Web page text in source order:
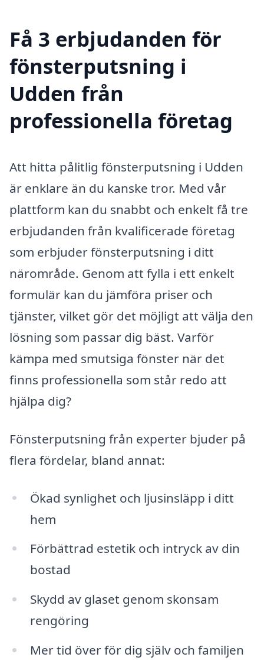
Få 3 erbjudanden för
fönsterputsning i
Udden från
professionella företag
Att hitta pålitlig fönsterputsning i Udden
är enklare än du kanske tror. Med vår
plattform kan du snabbt och enkelt få tre
erbjudanden från kvalificerade företag
som erbjuder fönsterputsning i ditt
närområde. Genom att fylla i ett enkelt
formulär kan du jämföra priser och
tjänster, vilket gör det möjligt att välja den
lösning som passar dig bäst. Varför
kämpa med smutsiga fönster när det
finns professionella som står redo att
hjälpa dig?
Fönsterputsning från experter bjuder på
flera fördelar, bland annat:
Ökad synlighet och ljusinsläpp i ditt
hem
Förbättrad estetik och intryck av din
bostad
Skydd av glaset genom skonsam
rengöring
Mer tid över för dig själv och familjen